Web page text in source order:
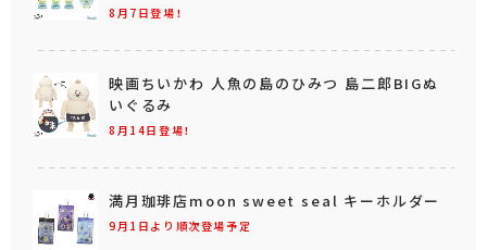
8月7日登場！
8月14日登場！
映画ちいかわ 人魚の島のひみつ 島二郎BIGぬ
いぐるみ
9月1日より順次登場予定
満月珈琲店moon sweet seal キーホルダー